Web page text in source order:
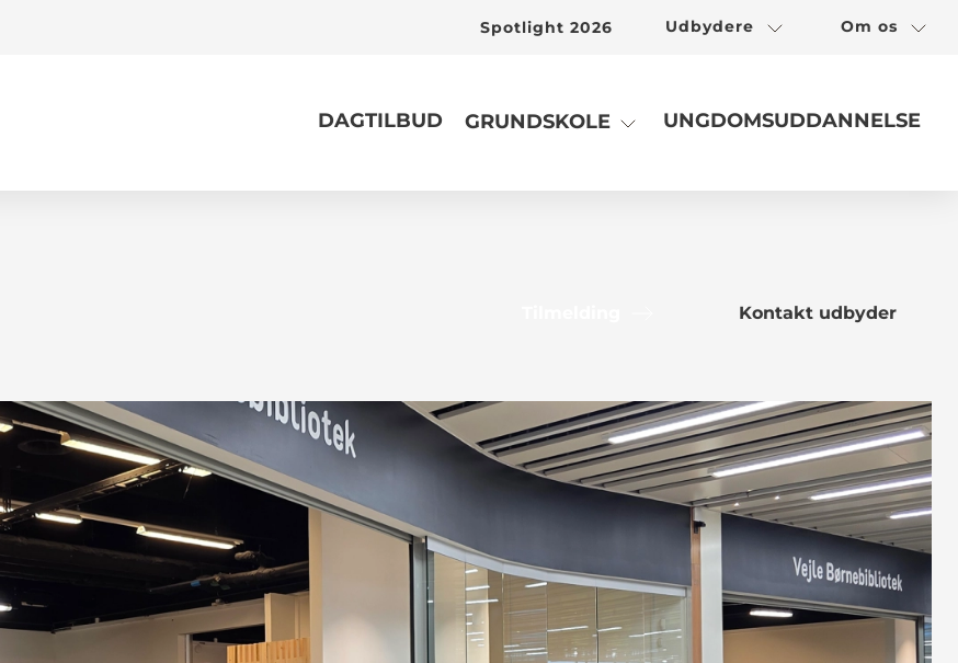
Spotlight 2026 Udbydere Om os
DAGTILBUD GRUNDSKOLE UNGDOMSUDDANNELSE
Kontakt udbyder